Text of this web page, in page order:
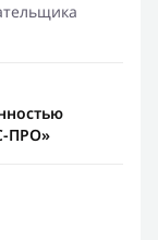
ПРО»